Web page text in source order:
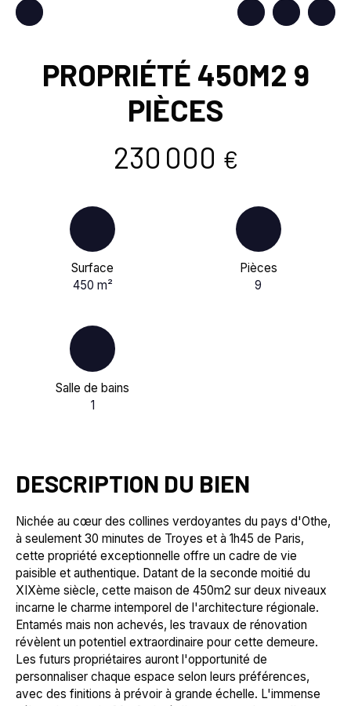
PROPRIÉTÉ 450M2 9
PIÈCES
230 000 €
Surface
450 m²
Pièces
9
Salle de bains
1
DESCRIPTION DU BIEN
Nichée au cœur des collines verdoyantes du pays d'Othe,
à seulement 30 minutes de Troyes et à 1h45 de Paris,
cette propriété exceptionnelle offre un cadre de vie
paisible et authentique. Datant de la seconde moitié du
XIXème siècle, cette maison de 450m2 sur deux niveaux
incarne le charme intemporel de l'architecture régionale.
Entamés mais non achevés, les travaux de rénovation
révèlent un potentiel extraordinaire pour cette demeure.
Les futurs propriétaires auront l'opportunité de
personnaliser chaque espace selon leurs préférences,
avec des finitions à prévoir à grande échelle. L'immense